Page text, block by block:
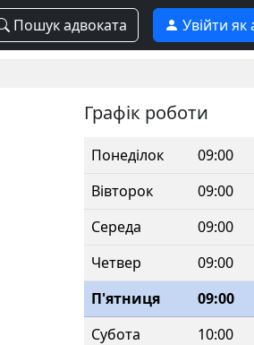
Пошук адвоката Увійти як
Графік роботи
Понеділок 09:00
Вівторок
09:00
Середа
09:00
Четвер
09:00
П'ятниця
09:00
Субота
10:00